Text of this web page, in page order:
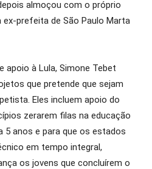
almoçou com o próprio
ex-prefeita de São Paulo Marta
apoio à Lula, Simone Tebet
que pretende que sejam
Eles incluem apoio do
zerarem filas na educação
5 anos e para que os estados
em tempo integral,
os jovens que concluírem o